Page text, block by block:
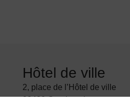
Hôtel de ville
2, place de l’Hôtel de ville
92400 Courbevoie